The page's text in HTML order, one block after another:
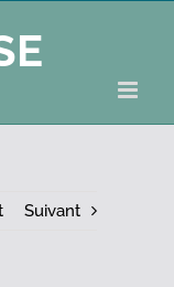
Suivant